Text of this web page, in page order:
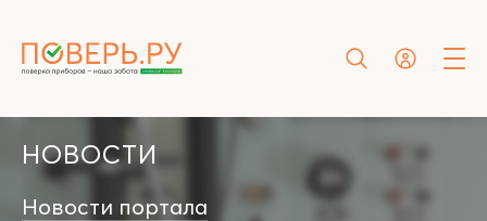
НОВОСТИ
Новости портала